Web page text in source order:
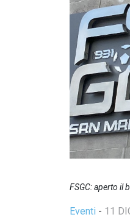
FSGC: aperto il
Eventi - 11